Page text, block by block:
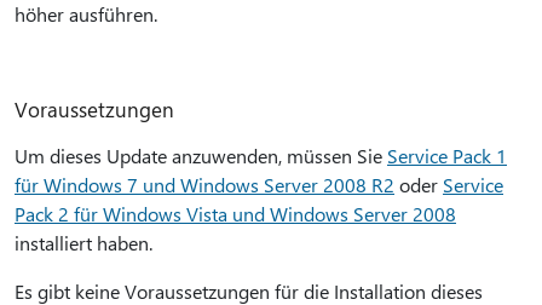
höher ausführen.
Voraussetzungen
Um dieses Update anzuwenden, müssen Sie Service Pack 1
für Windows 7 und Windows Server 2008 R2 oder Service
Pack 2 für Windows Vista und Windows Server 2008
installiert haben.
Es gibt keine Voraussetzungen für die Installation dieses